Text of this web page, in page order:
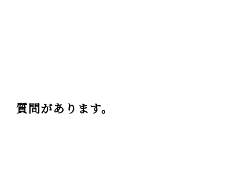
質問があります。